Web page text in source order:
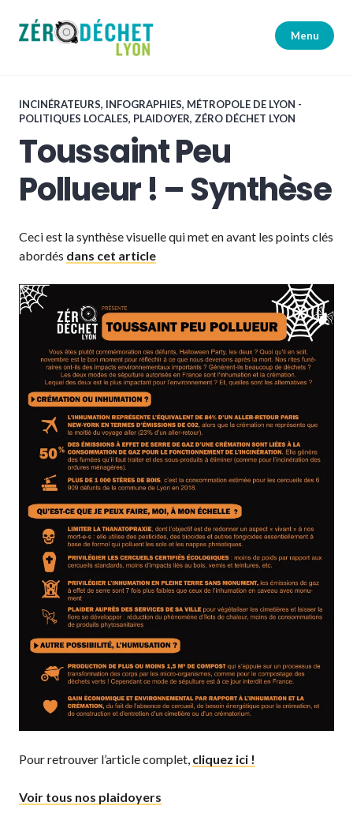
contenu
Menu
INCINÉRATEURS, INFOGRAPHIES, MÉTROPOLE DE LYON -
POLITIQUES LOCALES, PLAIDOYER, ZÉRO DÉCHET LYON
Toussaint Peu
Pollueur ! – Synthèse
Ceci est la synthèse visuelle qui met en avant les points clés
abordés dans cet article
Pour retrouver l’article complet, cliquez ici !
Voir tous nos plaidoyers